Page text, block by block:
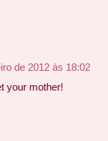
de 2012 às 18:02
your mother!